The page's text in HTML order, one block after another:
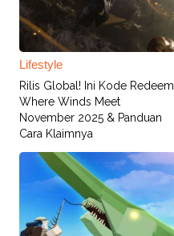
Lifestyle
Rilis Global! Ini Kode Redeem
Where Winds Meet
November 2025 & Panduan
Cara Klaimnya